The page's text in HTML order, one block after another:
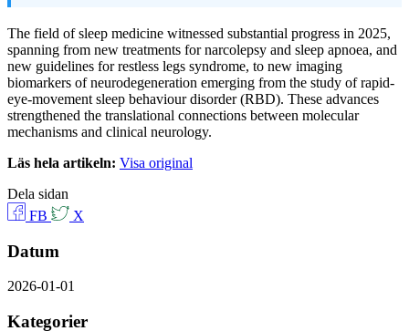
The field of sleep medicine witnessed substantial progress in 2025,
spanning from new treatments for narcolepsy and sleep apnoea, and
new guidelines for restless legs syndrome, to new imaging
biomarkers of neurodegeneration emerging from the study of rapid-
eye-movement sleep behaviour disorder (RBD). These advances
strengthened the translational connections between molecular
mechanisms and clinical neurology.
Läs hela artikeln: Visa original
Dela sidan
FB
X
Datum
2026-01-01
Kategorier